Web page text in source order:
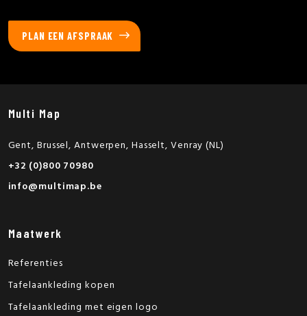
PLAN EEN AFSPRAAK
Multi Map
Gent, Brussel, Antwerpen, Hasselt, Venray (NL)
+32 (0)800 70980
info@multimap.be
Maatwerk
Referenties
Tafelaankleding kopen
Tafelaankleding met eigen logo